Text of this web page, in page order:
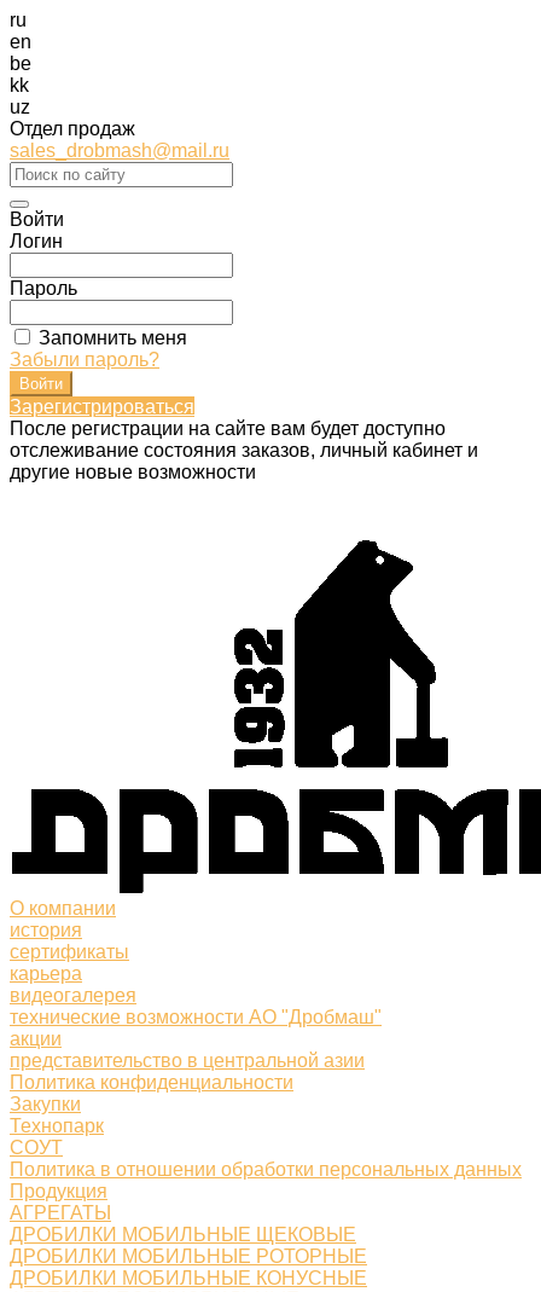
ru
en
be
kk
uz
Отдел продаж
sales_drobmash@mail.ru
Войти
Логин
Пароль
Запомнить меня
Забыли пароль?
Зарегистрироваться
После регистрации на сайте вам будет доступно
отслеживание состояния заказов, личный кабинет и
другие новые возможности
О компании
история
сертификаты
карьера
видеогалерея
технические возможности АО "Дробмаш"
акции
представительство в центральной азии
Политика конфиденциальности
Закупки
Технопарк
СОУТ
Политика в отношении обработки персональных данных
Продукция
АГРЕГАТЫ
ДРОБИЛКИ МОБИЛЬНЫЕ ЩЕКОВЫЕ
ДРОБИЛКИ МОБИЛЬНЫЕ РОТОРНЫЕ
ДРОБИЛКИ МОБИЛЬНЫЕ КОНУСНЫЕ